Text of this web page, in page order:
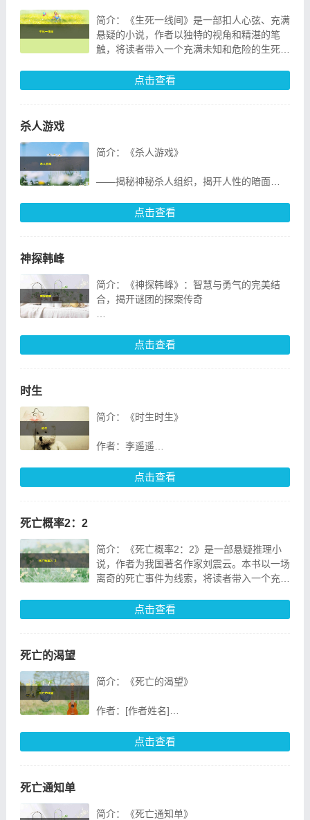
简介：《生死一线间》是一部扣人心弦、充满
悬疑的小说，作者以独特的视角和精湛的笔
触，将读者带入一个充满未知和危险的生死边
故事的主人公是一位名叫李晨的青年，他在一
点击查看
杀人游戏
简介：《杀人游戏》
——揭秘神秘杀人组织，揭开人性的暗面
在繁忙的都市中，有一个鲜为人知的杀人组
织。这个组织，被称为“杀人游戏”。它究竟是
点击查看
神探韩峰
简介：《神探韩峰》：智慧与勇气的完美结
合，揭开谜团的探案传奇
著名作家某某创作。本书以神探韩峰为主线，
讲述了他如何运用智慧和勇气，破解一
点击查看
时生
简介：《时生时生》
作者：李遥遥
《时生时生》是一部充满浪漫与哲思的爱情小
说，作者李遥遥以其细腻的笔触，描绘了一对
点击查看
死亡概率2：2
简介：《死亡概率2：2》是一部悬疑推理小
说，作者为我国著名作家刘震云。本书以一场
离奇的死亡事件为线索，将读者带入一个充满
故事的主人公是一位名叫李晓阳的年
点击查看
死亡的渴望
简介：《死亡的渴望》
作者：[作者姓名]
出版社：[出版社名称]
点击查看
死亡通知单
简介：《死亡通知单》